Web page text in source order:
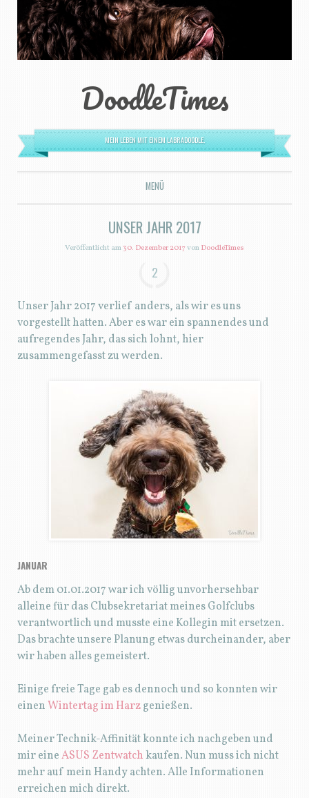
DoodleTimes
MEIN LEBEN MIT EINEM LABRADOODLE.
MENÜ
ZUM INHALT SPRINGEN
UNSER JAHR 2017
Veröffentlicht am30. Dezember 2017vonDoodleTimes
2
Unser Jahr 2017 verlief anders, als wir es uns
vorgestellt hatten. Aber es war ein spannendes und
aufregendes Jahr, das sich lohnt, hier
zusammengefasst zu werden.
JANUAR
Ab dem 01.01.2017 war ich völlig unvorhersehbar
alleine für das Clubsekretariat meines Golfclubs
verantwortlich und musste eine Kollegin mit ersetzen.
Das brachte unsere Planung etwas durcheinander, aber
wir haben alles gemeistert.
Einige freie Tage gab es dennoch und so konnten wir
einenWintertag im Harzgenießen.
Meiner Technik-Affinität konnte ich nachgeben und
mir eineASUS Zentwatch kaufen. Nun muss ich nicht
mehr auf mein Handy achten. Alle Informationen
erreichen mich direkt.